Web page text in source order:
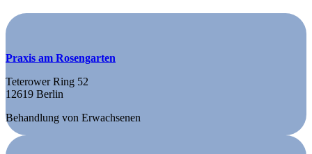
Praxis am Rosengarten
Teterower Ring 52
12619 Berlin
Behandlung von Erwachsenen